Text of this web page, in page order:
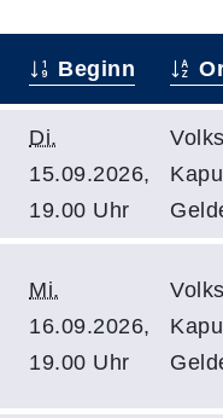
Beginn
Di.
15.09.2026,
19.00 Uhr
Mi.
16.09.2026,
19.00 Uhr